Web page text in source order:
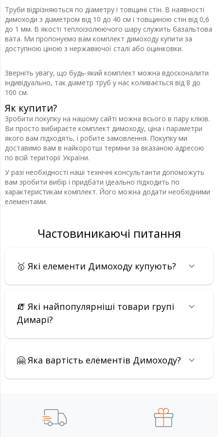
Труби відрізняються по діаметру і товщині стін. В наявності
димоходи з діаметром від 10 до 40 см і товщиною стін від 0,6
до 1 мм. В якості теплоізолюючого шару служить базальтова
вата. Ми пропонуємо вам комплект димоходу купити за
доступною ціною з нержавіючої сталі або оцинковки.
Зверніть увагу, що будь-який комплект можна вдосконалити
індивідуально, так діаметр труб у нас коливається від 8 до
100 см.
Як купити?
Зробити покупку на нашому сайті можна всього в пару кліків.
Ви просто вибираєте комплект димоходу, ціна і параметри
якого вам підходять, і робите замовлення. Покупку ми
доставимо вам в найкоротші терміни за вказаною адресою
по всій території України.
У разі необхідності наші технічні консультанти допоможуть
вам зробити вибір і придбати ідеально підходить по
характеристикам комплект. Його можна додати необхідними
елементами.
Частовиникаючі питання
🥇 Які елементи Димоходу купують?
🧯 Які найпопулярніші товари групі
Димарі?
🤗 Яка вартість елементів Димоходу?